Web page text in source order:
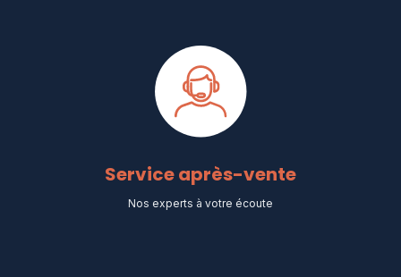
Service après-vente
Nos experts à votre écoute